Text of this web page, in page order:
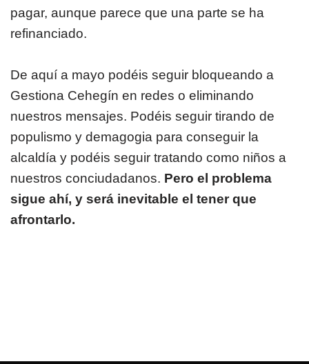
pagar, aunque parece que una parte se ha
refinanciado.
De aquí a mayo podéis seguir bloqueando a
Gestiona Cehegín en redes o eliminando
nuestros mensajes. Podéis seguir tirando de
populismo y demagogia para conseguir la
alcaldía y podéis seguir tratando como niños a
nuestros conciudadanos. Pero el problema
sigue ahí, y será inevitable el tener que
afrontarlo.